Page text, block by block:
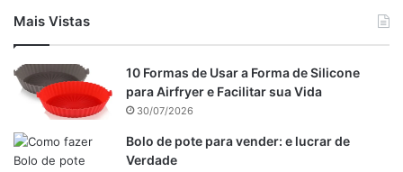
Mais Vistas
10 Formas de Usar a Forma de Silicone
para Airfryer e Facilitar sua Vida
30/07/2026
Bolo de pote para vender: e lucrar de
Verdade